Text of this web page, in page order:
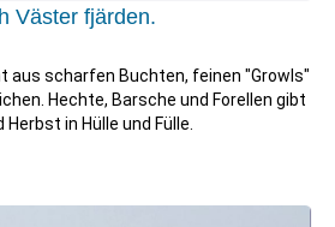
Väster fjärden.
aus scharfen Buchten, feinen "Growls"
Hechte, Barsche und Forellen gibt
in Hülle und Fülle.